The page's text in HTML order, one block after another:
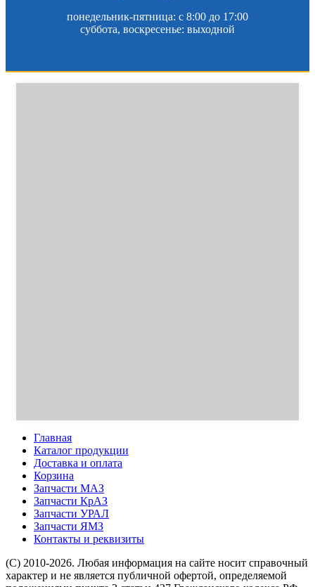
понедельник-пятница: c 8:00 до 17:00
суббота, воскресенье: выходной
Главная
Каталог продукции
Доставка и оплата
Корзина
Запчасти МАЗ
Запчасти КрАЗ
Запчасти УРАЛ
Запчасти ЯМЗ
Контакты и реквизиты
(C) 2010-2026. Любая информация на сайте носит справочный
характер и не является публичной офертой, определяемой